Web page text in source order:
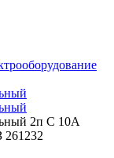
2п C 10А